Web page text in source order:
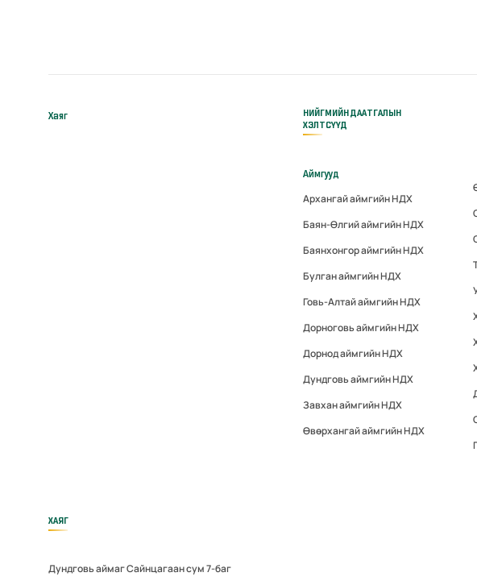
Хаяг
ХАЯГ
Дундговь аймаг Сайнцагаан сум 7-баг
НИЙГМИЙН ДААТГАЛЫН
ХЭЛТСҮҮД
Аймгууд
Архангай аймгийн НДХ
Баян-Өлгий аймгийн НДХ
Баянхонгор аймгийн НДХ
Булган аймгийн НДХ
Говь-Алтай аймгийн НДХ
Дорноговь аймгийн НДХ
Дорнод аймгийн НДХ
Дундговь аймгийн НДХ
Завхан аймгийн НДХ
Өвөрхангай аймгийн НДХ